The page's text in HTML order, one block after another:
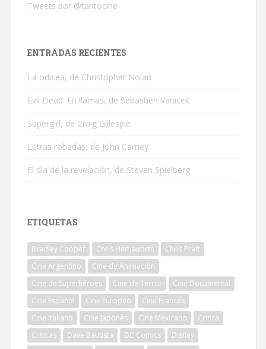
Tweets por @tantocine
ENTRADAS RECIENTES
La odisea, de Christopher Nolan
Evil Dead: En llamas, de Sébastien Vanicek
Supergirl, de Craig Gillespie
Letras robadas, de John Carney
El día de la revelación, de Steven Spielberg
ETIQUETAS
Bradley Cooper Chris Hemsworth
Chris Pratt
Cine Argentino
Cine de Animación
Cine de Superhéroes
Cine de Terror
Cine Documental
Cine Español
Cine Europeo
Cine Francés
Cine Italiano
Cine Japonés Cine Mexicano
Crítica
Críticas
Dave Bautista DC Comics
Disney